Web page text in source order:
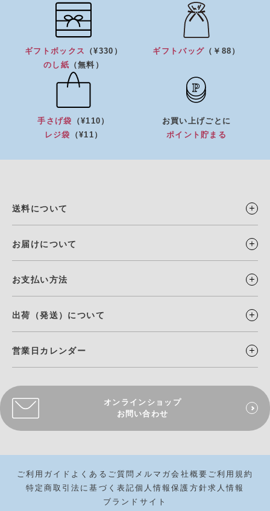
ギフトボックス
（¥330）
のし紙 （無料）
ギフトバッグ （￥88）
手さげ袋
（¥110）
レジ袋
（¥11）
お買い上げごとに
ポイント貯まる
送料について
お届けについて
お支払い方法
出荷（発送）について
営業日カレンダー
オンラインショップ
お問い合わせ
ご利用ガイド よくあるご質問 メルマガ会社概要 ご利用規約
特定商取引法に基づく表記個人情報保護方針求人情報
ブランドサイト